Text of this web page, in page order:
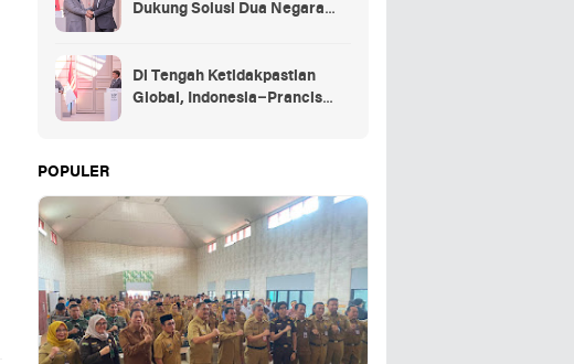
Dukung Solusi Dua Negara
Di Tengah Ketidakpastian
Global, Indonesia–Prancis
POPULER